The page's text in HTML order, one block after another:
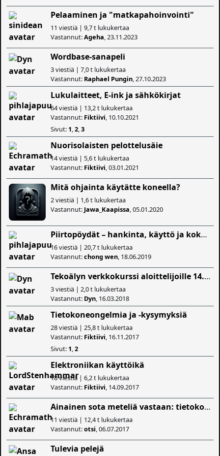
Pelaaminen ja "matkapahoinvointi"
11 viestiä | 9,7 t lukukertaa
Vastannut:Ageha , 23.11.2023
Wordbase-sanapeli
3 viestiä | 7,0 t lukukertaa
Vastannut: Raphael Pungin , 27.10.2023
Lukulaitteet, E-ink ja sähkökirjat
64 viestiä | 13,2 t lukukertaa
Vastannut: Fiktiivi , 10.10.2021
Sivut: 1 ,2 ,3
Nuorisolaisten pelottelusäie
14 viestiä | 5,6 t lukukertaa
Vastannut: Fiktiivi , 03.01.2021
Mitä ohjainta käytätte koneella?
2 viestiä | 1,6 t lukukertaa
Vastannut: Jawa_Kaapissa , 05.01.2020
Piirtopöydät – hankinta, käyttö ja kokemuksia?
16 viestiä | 20,7 t lukukertaa
Vastannut:chong wen , 18.06.2019
Tekoälyn verkkokurssi aloittelijoille 14.5.2018
3 viestiä | 2,0 t lukukertaa
Vastannut: Dyn , 16.03.2018
Tietokoneongelmia ja -kysymyksiä
28 viestiä | 25,8 t lukukertaa
Vastannut: Fiktiivi , 16.11.2017
Sivut: 1 ,2
Elektroniikan käyttöikä
18 viestiä | 6,2 t lukukertaa
Vastannut: Fiktiivi , 14.09.2017
Ainainen sota meteliä vastaan: tietokoneen hiljentäminen
11 viestiä | 12,4 t lukukertaa
Vastannut:otsi , 06.07.2017
Tulevia pelejä